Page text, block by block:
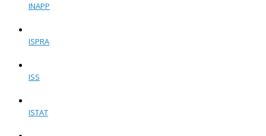
INAPP
ISPRA
ISS
ISTAT